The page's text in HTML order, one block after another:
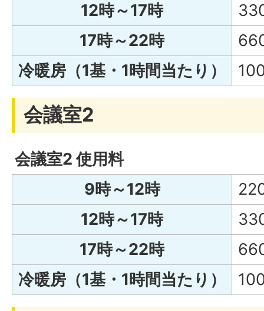
12時～17時
17時～22時
冷暖房（1基・1時間当たり）
会議室2
会議室2 使用料
9時～12時
12時～17時
17時～22時
冷暖房（1基・1時間当たり）